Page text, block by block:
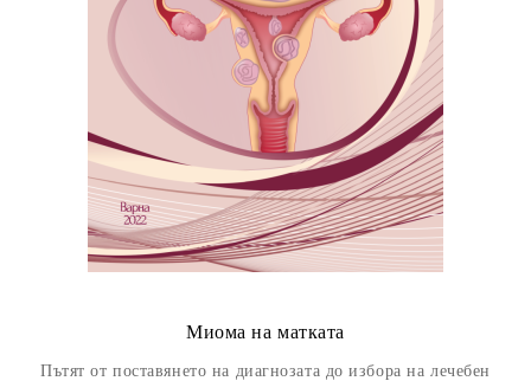
Миома на матката
Пътят от поставянето на диагнозата до избора на лечебен